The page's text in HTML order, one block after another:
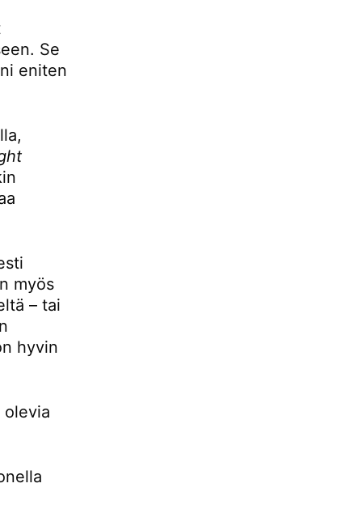
Se
eniten
myös
– tai
hyvin
olevia